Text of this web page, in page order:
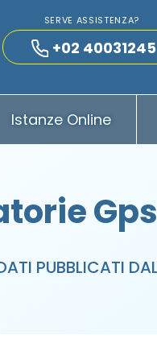
SERVE ASSISTENZA?
+02 40031245
Istanze Online
PUBBLICATI